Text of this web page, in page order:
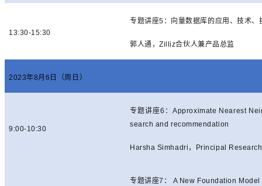
13:30-15:30
专题讲座5 ：向量数据库的应用、技术、
郭人通，Zilliz合伙人兼产品总监
2023年8月 6 日（周日）
9:00-10:30
专题讲座6 ：Approximate Nearest
search and recommendation
Harsha Simhadri ， Principal
专题讲座7 ： A New Foundation